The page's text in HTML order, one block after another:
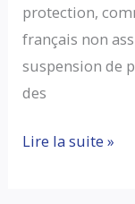
protection,
français non
suspension de
des
Comprendre
Lire la suite »